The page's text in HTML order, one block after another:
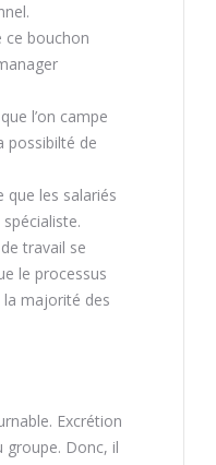
ce bouchon
l’on campe
possibilté de
que les salariés
travail se
le processus
majorité des
Excrétion
groupe. Donc, il